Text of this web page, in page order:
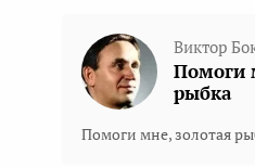
Виктор
Помоги
рыбка
Помоги мне, золотая